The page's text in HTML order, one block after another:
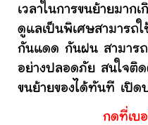
เวลาในการขนย้ายมาก
ดูแลเป็นพิเศษสามารถ
กันแดด กันฝน สามารถ
อย่างปลอดภัย สนใจติ
ขนย้ายของได้ทันที เปิ
กดที่เบ